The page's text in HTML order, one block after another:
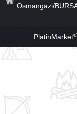
Osmangazi/
PlatinMarket®